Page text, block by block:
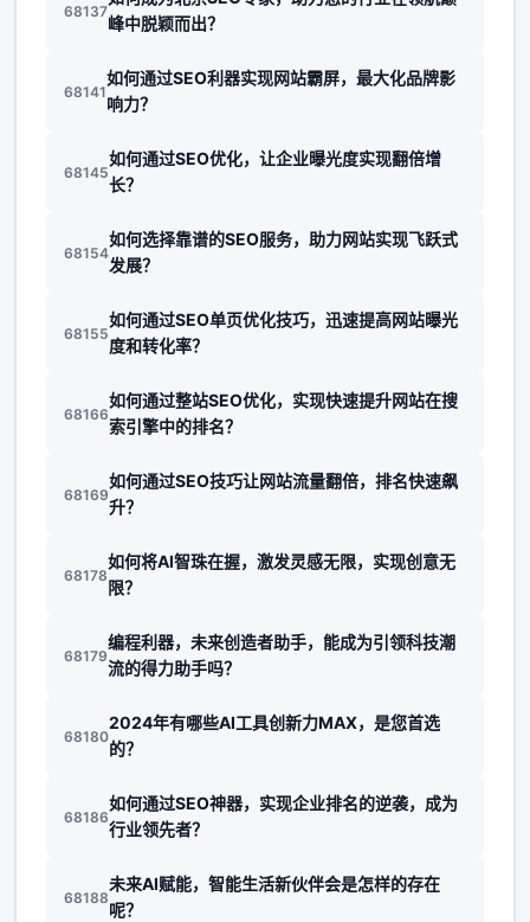
68137
峰中脱颖而出？
68141
如何通过SEO利器实现网站霸屏，最大化品牌影
响力？
68145
如何通过SEO优化，让企业曝光度实现翻倍增
长？
68154
如何选择靠谱的SEO服务，助力网站实现飞跃式
发展？
68155
如何通过SEO单页优化技巧，迅速提高网站曝光
度和转化率？
68166
如何通过整站SEO优化，实现快速提升网站在搜
索引擎中的排名？
68169
如何通过SEO技巧让网站流量翻倍，排名快速飙
升？
68178
如何将AI智珠在握，激发灵感无限，实现创意无
限？
68179
编程利器，未来创造者助手，能成为引领科技潮
流的得力助手吗？
68180
2024年有哪些AI工具创新力MAX，是您首选
的？
68186
如何通过SEO神器，实现企业排名的逆袭，成为
行业领先者？
68188
未来AI赋能，智能生活新伙伴会是怎样的存在
呢？